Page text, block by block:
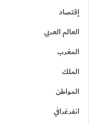
إقتصاد
العالم العربي
المغرب
الملك
المواطن
انفرغرافي